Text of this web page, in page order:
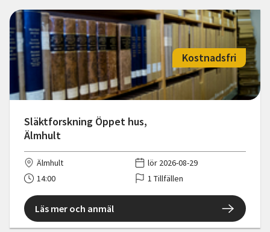
Släktforskning Öppet hus,
Älmhult
Kostnadsfri
Älmhult
lör 2026-08-29
14:00
1 Tillfällen
Läs mer och anmäl